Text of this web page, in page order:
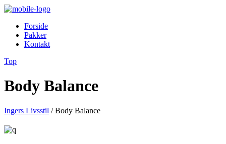
Forside
Pakker
Kontakt
Top
Body Balance
Ingers Livsstil /Body Balance